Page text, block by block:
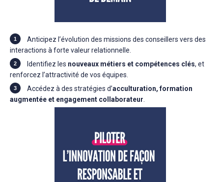
Anticipez l’évolution des missions des conseillers vers des
interactions à forte valeur relationnelle.
Identifiez les nouveaux métiers et compétences clés, et
renforcez l’attractivité de vos équipes.
Accédez à des stratégies d’acculturation, formation
augmentée et engagement collaborateur